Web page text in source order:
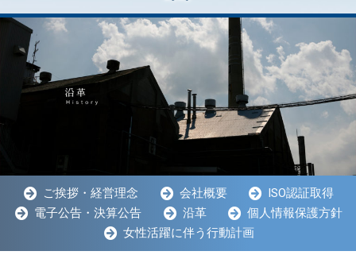
ご挨拶・経営理念 会社概要
ISO認証取得
電子公告・決算公告
沿革
個人情報保護方針
女性活躍に伴う行動計画